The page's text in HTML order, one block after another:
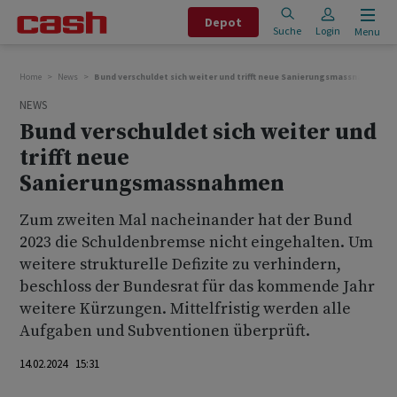
Depot
Suche Login Menu
Home News Bund verschuldet sich weiter und trifft neue Sanierungsmassnahmen
NEWS
Bund verschuldet sich weiter und
trifft neue
Sanierungsmassnahmen
Zum zweiten Mal nacheinander hat der Bund
2023 die Schuldenbremse nicht eingehalten. Um
weitere strukturelle Defizite zu verhindern,
beschloss der Bundesrat für das kommende Jahr
weitere Kürzungen. Mittelfristig werden alle
Aufgaben und Subventionen überprüft.
14.02.2024 15:31